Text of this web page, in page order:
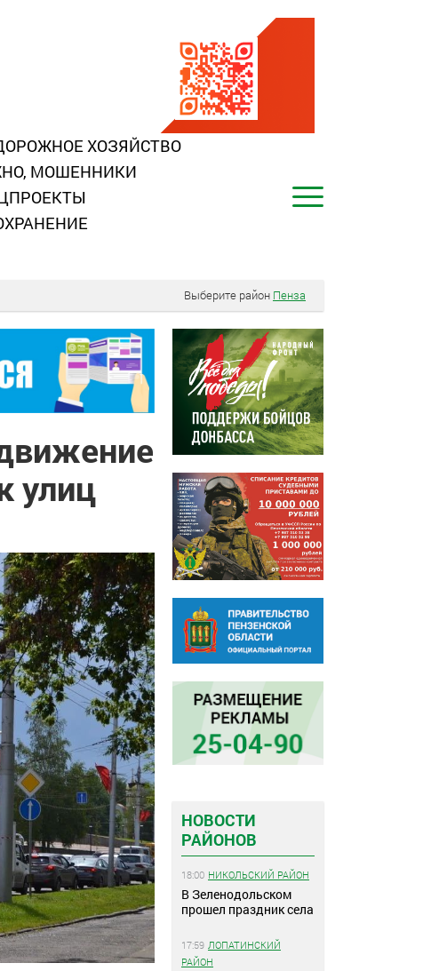
ХОЗЯЙСТВО
МОШЕННИКИ
Выберите район Пенза
улиц
НОВОСТИ
РАЙОНОВ
18:00 НИКОЛЬСКИЙ РАЙОН
В Зеленодольском
прошел праздник села
17:59 ЛОПАТИНСКИЙ
РАЙОН